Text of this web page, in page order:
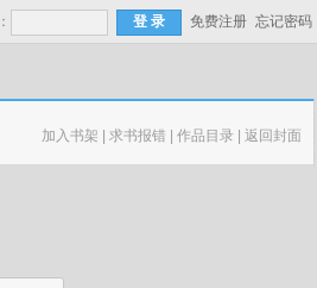
免费注册 忘记密码
加入书架 | 求书报错 | 作品目录 | 返回封面